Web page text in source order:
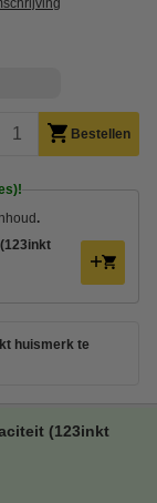
Bestellen
.
huismerk te
(123inkt